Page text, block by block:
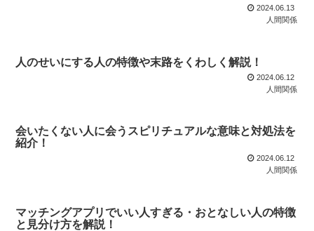
2024.06.13
人間関係
人のせいにする人の特徴や末路をくわしく解説！
2024.06.12
人間関係
会いたくない人に会うスピリチュアルな意味と対処法を
紹介！
2024.06.12
人間関係
マッチングアプリでいい人すぎる・おとなしい人の特徴
と見分け方を解説！